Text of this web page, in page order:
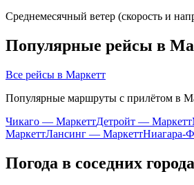
Среднемесячный ветер (скорость и
Популярные рейсы в
Все рейсы в Маркетт
Популярные маршруты с прилётом в
Чикаго — МаркеттДетройт — Маркетт
МаркеттЛансинг — МаркеттНиагара-
Погода в соседних